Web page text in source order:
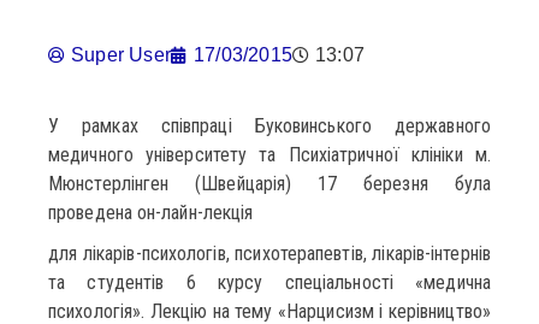
Super User 17/03/2015 13:07
У рамках співпраці Буковинського державного
медичного університету та Психіатричної клініки м.
Мюнстерлінген (Швейцарія) 17 березня була
проведена он-лайн-лекція
для лікарів-психологів, психотерапевтів, лікарів-інтернів
та студентів 6 курсу спеціальності «медична
психологія». Лекцію на тему «Нарцисизм і керівництво»